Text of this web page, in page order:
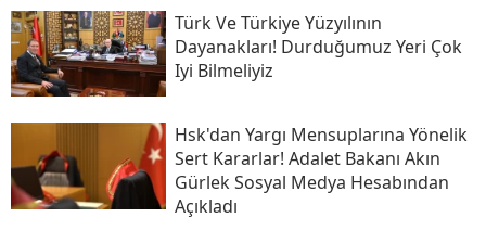
Türk Ve Türkiye Yüzyılının
Dayanakları! Durduğumuz Yeri Çok
Iyi Bilmeliyiz
Hsk'dan Yargı Mensuplarına Yönelik
Sert Kararlar! Adalet Bakanı Akın
Gürlek Sosyal Medya Hesabından
Açıkladı